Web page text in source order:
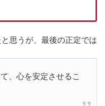
思うが、最後の正定では
、心を安定させるこ